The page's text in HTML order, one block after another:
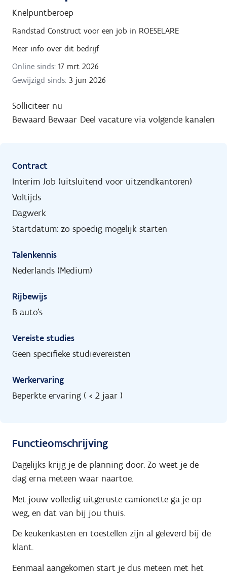
Knelpuntberoep
Randstad Construct voor een job in ROESELARE
Meer info over dit bedrijf
Online sinds: 17 mrt 2026
Gewijzigd sinds: 3 jun 2026
Solliciteer nu
Bewaard Bewaar Deel vacature via volgende kanalen
Contract
Interim Job (uitsluitend voor uitzendkantoren)
Voltijds
Dagwerk
Startdatum: zo spoedig mogelijk starten
Talenkennis
Nederlands (Medium)
Rijbewijs
B auto's
Vereiste studies
Geen specifieke studievereisten
Werkervaring
Beperkte ervaring ( < 2 jaar )
Functieomschrijving
Dagelijks krijg je de planning door. Zo weet je de
dag erna meteen waar naartoe.
Met jouw volledig uitgeruste camionette ga je op
weg, en dat van bij jou thuis.
De keukenkasten en toestellen zijn al geleverd bij de
klant.
Eenmaal aangekomen start je dus meteen met het